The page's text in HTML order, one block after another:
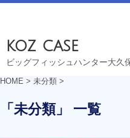
koz case
ビッグフィッシュハンター大久
HOME > 未分類 >
「未分類」 一覧